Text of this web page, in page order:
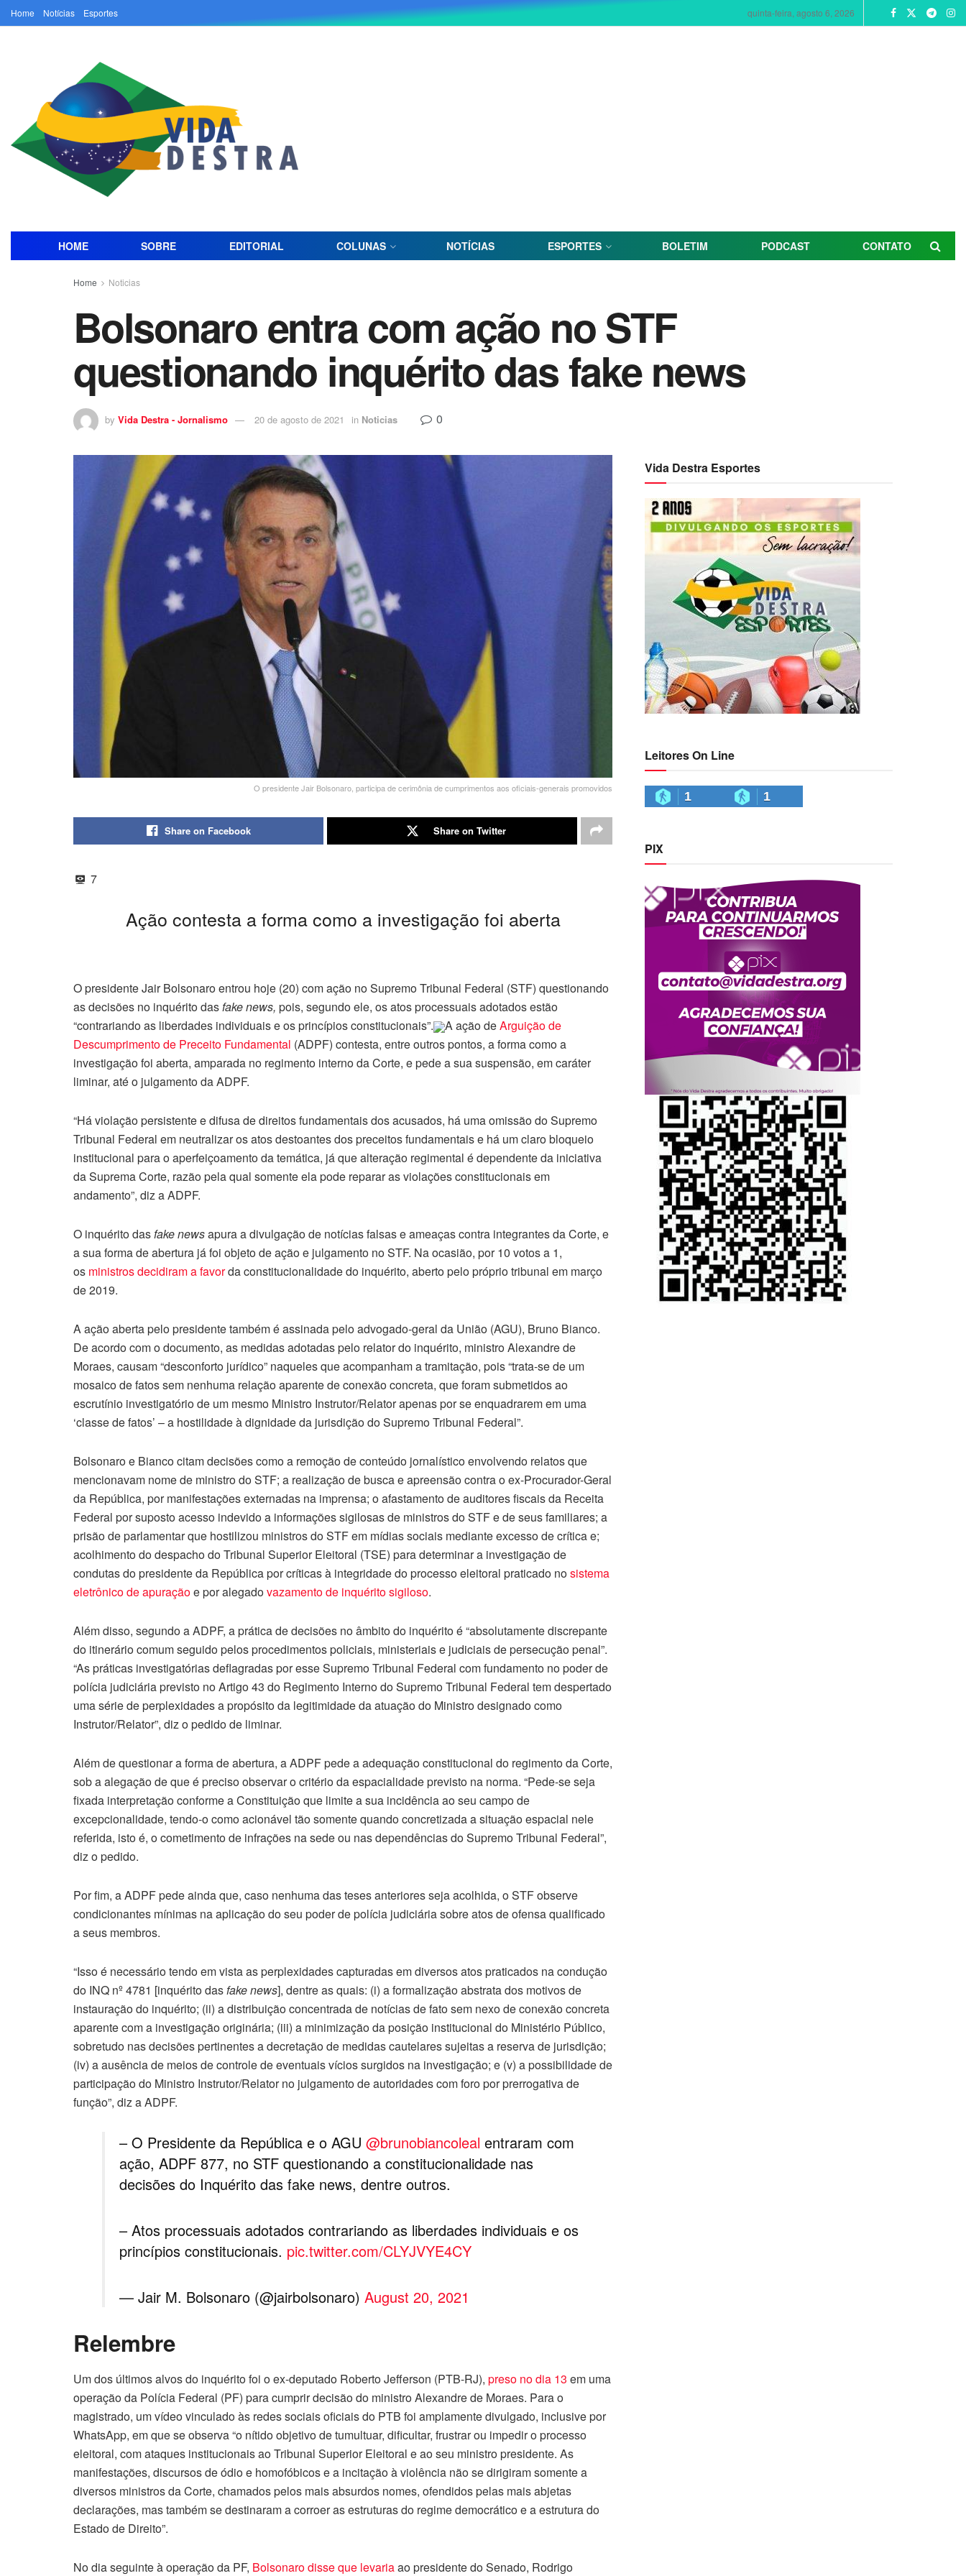
Home Notícias Esportes quinta-feira, agosto 6, 2026
HOME SOBRE EDITORIAL COLUNAS NOTÍCIAS ESPORTES BOLETIM PODCAST CONTATO
Home Noticias
Bolsonaro entra com ação no STF
questionando inquérito das fake news
by Vida Destra - Jornalismo 20 de agosto de 2021 in Noticias 0
O presidente Jair Bolsonaro, participa de cerimônia de cumprimentos aos oficiais-generais promovidos
Share on Facebook Share on Twitter
7
Ação contesta a forma como a investigação foi aberta
O presidente Jair Bolsonaro entrou hoje (20) com ação no Supremo Tribunal Federal (STF) questionando
as decisões no inquérito dasfake news, pois, segundo ele, os atos processuais adotados estão
“contrariando as liberdades individuais e os princípios constitucionais”.
A ação deArguição de
Descumprimento de Preceito Fundamental (ADPF) contesta, entre outros pontos, a forma como a
investigação foi aberta, amparada no regimento interno da Corte, e pede a sua suspensão, em caráter
liminar, até o julgamento da ADPF.
“Há violação persistente e difusa de direitos fundamentais dos acusados, há uma omissão do Supremo
Tribunal Federal em neutralizar os atos destoantes dos preceitos fundamentais e há um claro bloqueio
institucional para o aperfeiçoamento da temática, já que alteração regimental é dependente da iniciativa
da Suprema Corte, razão pela qual somente ela pode reparar as violações constitucionais em
andamento”, diz a ADPF.
O inquérito dasfake newsapura a divulgação de notícias falsas e ameaças contra integrantes da Corte, e
a sua forma de abertura já foi objeto de ação e julgamento no STF. Na ocasião, por 10 votos a 1,
os ministros decidiram a favorda constitucionalidade do inquérito, aberto pelo próprio tribunal em março
de 2019.
A ação aberta pelo presidente também é assinada pelo advogado-geral da União (AGU), Bruno Bianco.
De acordo com o documento, as medidas adotadas pelo relator do inquérito, ministro Alexandre de
Moraes, causam “desconforto jurídico” naqueles que acompanham a tramitação, pois “trata-se de um
mosaico de fatos sem nenhuma relação aparente de conexão concreta, que foram submetidos ao
escrutínio investigatório de um mesmo Ministro Instrutor/Relator apenas por se enquadrarem em uma
‘classe de fatos’ – a hostilidade à dignidade da jurisdição do Supremo Tribunal Federal”.
Bolsonaro e Bianco citam decisões como a remoção de conteúdo jornalístico envolvendo relatos que
mencionavam nome de ministro do STF; a realização de busca e apreensão contra o ex-Procurador-Geral
da República, por manifestações externadas na imprensa; o afastamento de auditores fiscais da Receita
Federal por suposto acesso indevido a informações sigilosas de ministros do STF e de seus familiares; a
prisão de parlamentar que hostilizou ministros do STF em mídias sociais mediante excesso de crítica e;
acolhimento do despacho do Tribunal Superior Eleitoral (TSE) para determinar a investigação de
condutas do presidente da República por críticas à integridade do processo eleitoral praticado nosistema
eletrônico de apuraçãoe por alegadovazamento de inquérito sigiloso.
Além disso, segundo a ADPF, a prática de decisões no âmbito do inquérito é “absolutamente discrepante
do itinerário comum seguido pelos procedimentos policiais, ministeriais e judiciais de persecução penal”.
“As práticas investigatórias deflagradas por esse Supremo Tribunal Federal com fundamento no poder de
polícia judiciária previsto no Artigo 43 do Regimento Interno do Supremo Tribunal Federal tem despertado
uma série de perplexidades a propósito da legitimidade da atuação do Ministro designado como
Instrutor/Relator”, diz o pedido de liminar.
Além de questionar a forma de abertura, a ADPF pede a adequação constitucional do regimento da Corte,
sob a alegação de que é preciso observar o critério da espacialidade previsto na norma. “Pede-se seja
fixada interpretação conforme a Constituição que limite a sua incidência ao seu campo de
excepcionalidade, tendo-o como acionável tão somente quando concretizada a situação espacial nele
referida, isto é, o cometimento de infrações na sede ou nas dependências do Supremo Tribunal Federal”,
diz o pedido.
Por fim, a ADPF pede ainda que, caso nenhuma das teses anteriores seja acolhida, o STF observe
condicionantes mínimas na aplicação do seu poder de polícia judiciária sobre atos de ofensa qualificado
a seus membros.
“Isso é necessário tendo em vista as perplexidades capturadas em diversos atos praticados na condução
do INQ nº 4781 [inquérito dasfake news], dentre as quais: (i) a formalização abstrata dos motivos de
instauração do inquérito; (ii) a distribuição concentrada de notícias de fato sem nexo de conexão concreta
aparente com a investigação originária; (iii) a minimização da posição institucional do Ministério Público,
sobretudo nas decisões pertinentes a decretação de medidas cautelares sujeitas a reserva de jurisdição;
(iv) a ausência de meios de controle de eventuais vícios surgidos na investigação; e (v) a possibilidade de
participação do Ministro Instrutor/Relator no julgamento de autoridades com foro por prerrogativa de
função”, diz a ADPF.
– O Presidente da República e o AGU @brunobiancoleal entraram com
ação, ADPF 877, no STF questionando a constitucionalidade nas
decisões do Inquérito das fake news, dentre outros.
– Atos processuais adotados contrariando as liberdades individuais e os
princípios constitucionais. pic.twitter.com/CLYJVYE4CY
— Jair M. Bolsonaro (@jairbolsonaro) August 20, 2021
Relembre
Um dos últimos alvos do inquérito foi o ex-deputado Roberto Jefferson (PTB-RJ), preso no dia 13 em uma
operação da Polícia Federal (PF) para cumprir decisão do ministro Alexandre de Moraes. Para o
magistrado, um vídeo vinculado às redes sociais oficiais do PTB foi amplamente divulgado, inclusive por
WhatsApp, em que se observa “o nítido objetivo de tumultuar, dificultar, frustrar ou impedir o processo
eleitoral, com ataques institucionais ao Tribunal Superior Eleitoral e ao seu ministro presidente. As
manifestações, discursos de ódio e homofóbicos e a incitação à violência não se dirigiram somente a
diversos ministros da Corte, chamados pelos mais absurdos nomes, ofendidos pelas mais abjetas
declarações, mas também se destinaram a corroer as estruturas do regime democrático e a estrutura do
Estado de Direito”.
No dia seguinte à operação da PF, Bolsonaro disse que levariaao presidente do Senado, Rodrigo
Vida Destra Esportes
Leitores On Line
1 1
PIX